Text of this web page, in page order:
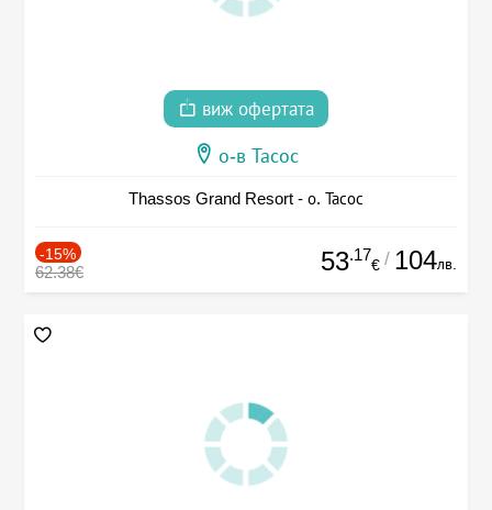
виж офертата
о-в Тасос
Thassos Grand Resort - о. Тасос
-15%
62.38€ 53.17
€ / 104лв.